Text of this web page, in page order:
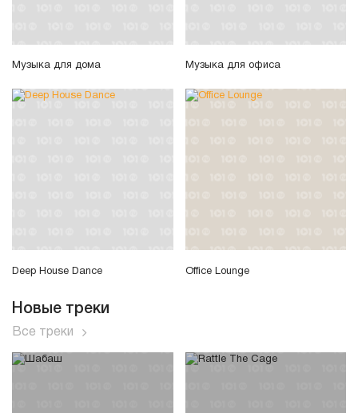
Музыка для дома Музыка для офиса
Deep House Dance Office Lounge
Новые треки
Все треки